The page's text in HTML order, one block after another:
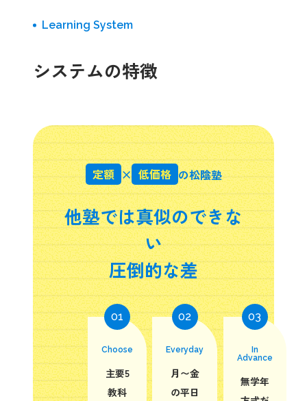
システムの特徴
Learning System
定額 × 低価格 の松陰塾
他塾では真似のできな
い
圧倒的な差
01
Choose
主要5
教科
02
Everyday
月〜金
の平日
03
In
Advance
無学年